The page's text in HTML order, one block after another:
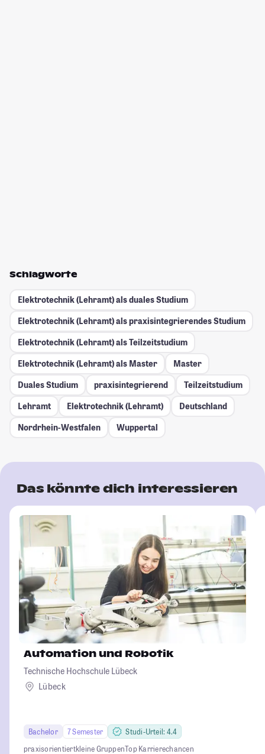
Schlagworte
Elektrotechnik (Lehramt) als duales Studium
Elektrotechnik (Lehramt) als praxisintegrierendes Studium
Elektrotechnik (Lehramt) als Teilzeitstudium
Elektrotechnik (Lehramt) als Master
Master
Duales Studium
praxisintegrierend
Teilzeitstudium
Lehramt
Elektrotechnik (Lehramt)
Deutschland
Nordrhein-Westfalen
Wuppertal
Das könnte dich interessieren
Automation und Robotik
Technische Hochschule Lübeck
Lübeck
Bachelor 7 Semester
Studi-Urteil: 4.4
praxisorientiertkleine GruppenTop Karrierechancen